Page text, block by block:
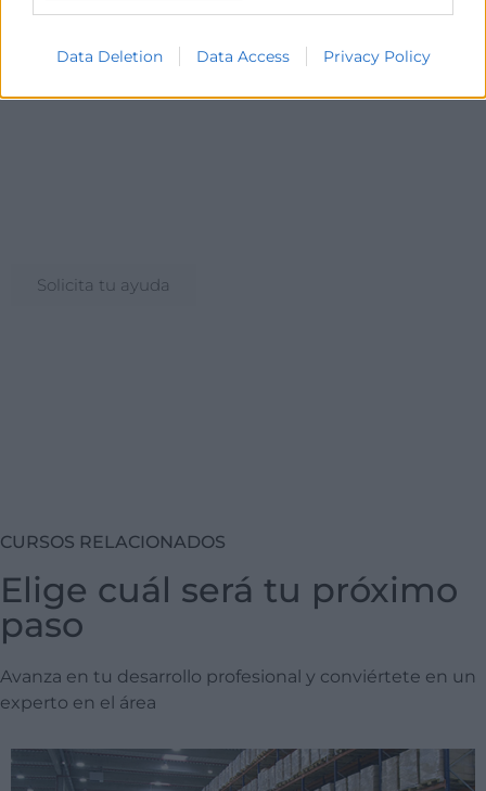
Data Deletion Data Access Privacy Policy
Solicita tu ayuda
CURSOS RELACIONADOS
Elige cuál será tu próximo
paso
Avanza en tu desarrollo profesional y conviértete en un
experto en el área